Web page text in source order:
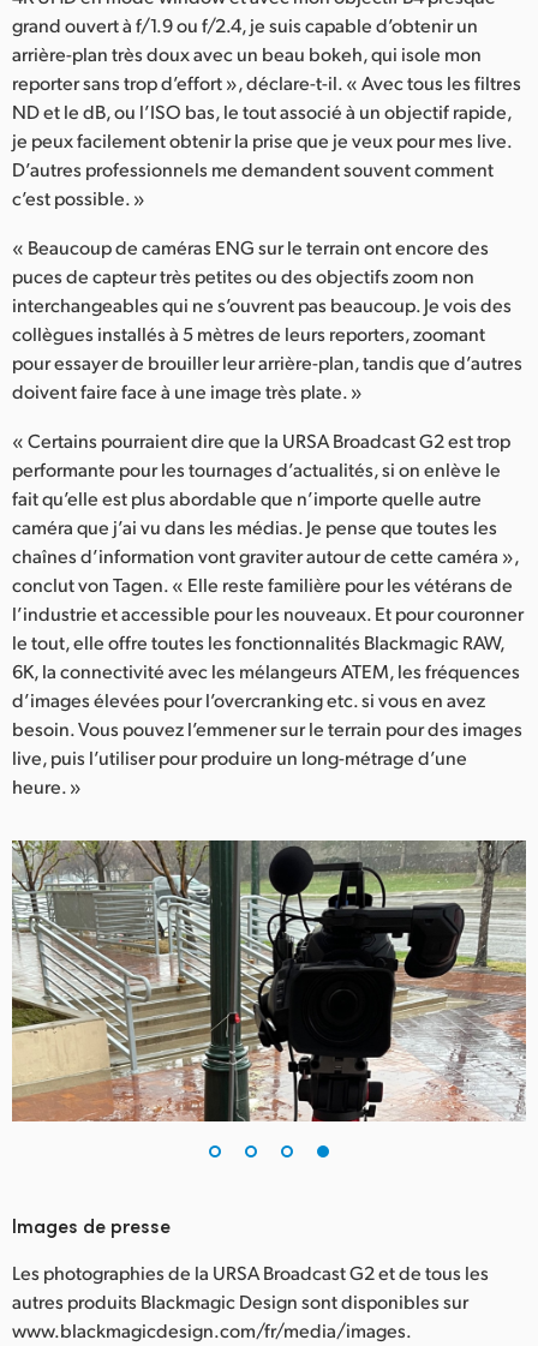
grand ouvert à f/1.9 ou f/2.4, je suis capable d’obtenir un
arrière-plan très doux avec un beau bokeh, qui isole mon
reporter sans trop d’effort », déclare-t-il. « Avec tous les filtres
ND et le dB, ou l’ISO bas, le tout associé à un objectif rapide,
je peux facilement obtenir la prise que je veux pour mes live.
D’autres professionnels me demandent souvent comment
c’est possible. »
« Beaucoup de caméras ENG sur le terrain ont encore des
puces de capteur très petites ou des objectifs zoom non
interchangeables qui ne s’ouvrent pas beaucoup. Je vois des
collègues installés à 5 mètres de leurs reporters, zoomant
pour essayer de brouiller leur arrière-plan, tandis que d’autres
doivent faire face à une image très plate. »
« Certains pourraient dire que la URSA Broadcast G2 est trop
performante pour les tournages d’actualités, si on enlève le
fait qu’elle est plus abordable que n’importe quelle autre
caméra que j’ai vu dans les médias. Je pense que toutes les
chaînes d’information vont graviter autour de cette caméra »,
conclut von Tagen. « Elle reste familière pour les vétérans de
l’industrie et accessible pour les nouveaux. Et pour couronner
le tout, elle offre toutes les fonctionnalités Blackmagic RAW,
6K, la connectivité avec les mélangeurs ATEM, les fréquences
d’images élevées pour l’overcranking etc. si vous en avez
besoin. Vous pouvez l’emmener sur le terrain pour des images
live, puis l’utiliser pour produire un long-métrage d’une
heure. »
Images de presse
Les photographies de la URSA Broadcast G2 et de tous les
autres produits Blackmagic Design sont disponibles sur
www.blackmagicdesign.com/fr/media/images.